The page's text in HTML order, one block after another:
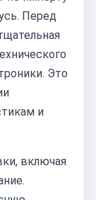
Перед
Это
и
включая